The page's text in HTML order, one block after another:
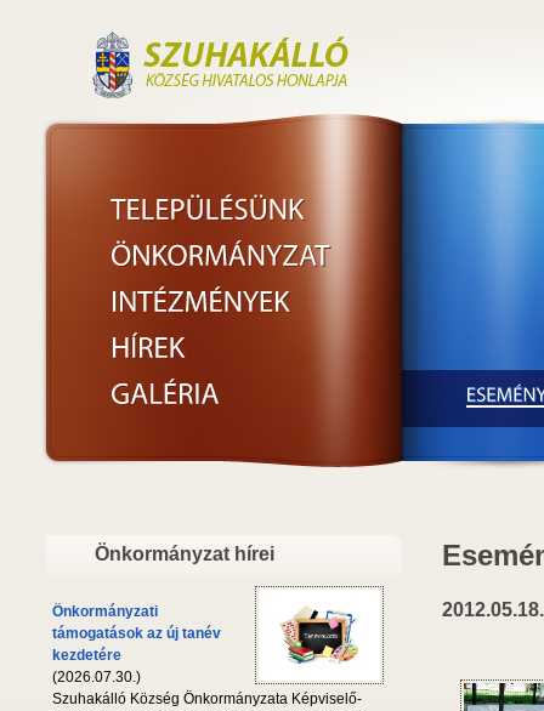
Önkormányzat hírei
Önkormányzati
támogatások az új tanév
kezdetére
(2026.07.30.)
Szuhakálló Község Önkormányzata Képviselő-
2012.05.18.